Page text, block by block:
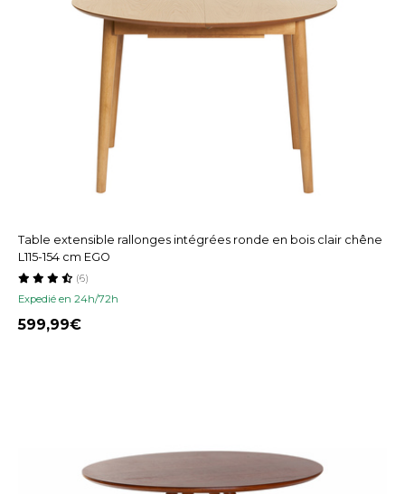
Table extensible rallonges intégrées ronde en bois clair chêne
L115-154 cm EGO
Expedié en 24h/72h
(6)
599,99